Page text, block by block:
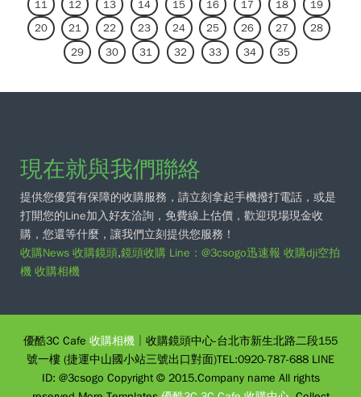
11
12 13 14 15 16 17 18
19
20
21 22 23 24 25 26 27
28
29
30 31 32 33 34 35
現在就與我們聯絡
提供您優質有保障的收購服務，請立刻拿起手機撥打電話，或是
打開您的Line加入好友洽詢，免費線上估價，歡迎現場現金收
購，您還等什麼，讓我們立刻提供您服務！
收購News 收購鏡頭,鏡頭收購 Line：@3csogo迅速報 收購dji空拍
機 收購相機
優酷3C Cafe 收購相機 │收購鏡頭中心-台北市新生北路二段155
號一樓 (捷運中山國小站三號出口對面)TEL:0920-787-688 LINE
ID: @3csogo Copyright © 2015.Company name All rights